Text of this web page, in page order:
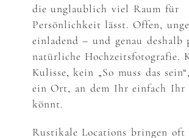
die unglaublich viel Raum für
Persönlichkeit lässt. Offen,
einladend – und genau
natürliche Hochzeitsfotografie.
Kulisse, kein „So muss das
ein Ort, an dem Ihr einfach Ihr
könnt.
Rustikale Locations bringen oft